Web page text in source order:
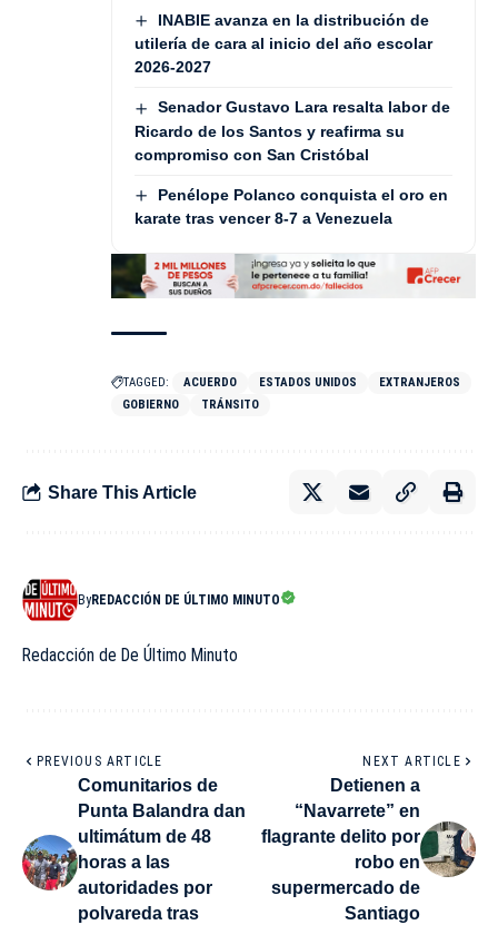
INABIE avanza en la distribución de
utilería de cara al inicio del año escolar
2026-2027
Senador Gustavo Lara resalta labor de
Ricardo de los Santos y reafirma su
compromiso con San Cristóbal
Penélope Polanco conquista el oro en
karate tras vencer 8-7 a Venezuela
TAGGED: ACUERDO ESTADOS UNIDOS
EXTRANJEROS
GOBIERNO
TRÁNSITO
Share This Article
ByREDACCIÓN DE ÚLTIMO MINUTO
Redacción de De Último Minuto
PREVIOUS ARTICLE
Comunitarios de
Punta Balandra dan
ultimátum de 48
horas a las
autoridades por
polvareda tras
NEXT ARTICLE
Detienen a
“Navarrete” en
flagrante delito por
robo en
supermercado de
Santiago